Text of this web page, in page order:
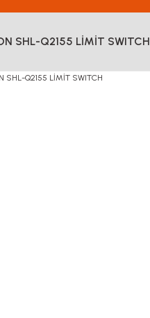
SHL-Q2155 LİMİT SWITCH